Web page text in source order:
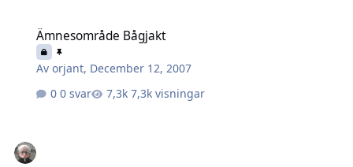
Ämnesområde Bågjakt
Avorjant, December 12, 2007
0 svar
7,3k visningar